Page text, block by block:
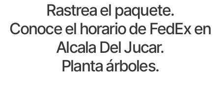
Rastrea el paquete.
Conoce el horario de FedEx en
Alcala Del Jucar.
Planta árboles.